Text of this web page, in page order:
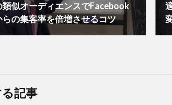
似オーディエンスでFacebook
らの集客率を倍増させるコツ
記事